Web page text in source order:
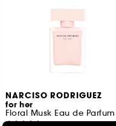
NARCISO RODRIGUEZ
for her
Floral Musk Eau de Parfum
9